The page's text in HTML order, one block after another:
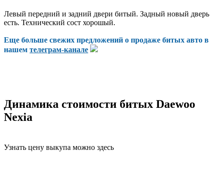
Левый передний и задний двери битый. Задный новый дверь
есть. Технический сост хорошый.
Еще больше свежих предложений о продаже битых авто в
нашем телеграм-канале
Динамика стоимости битых Daewoo
Nexia
Узнать цену выкупа можно здесь